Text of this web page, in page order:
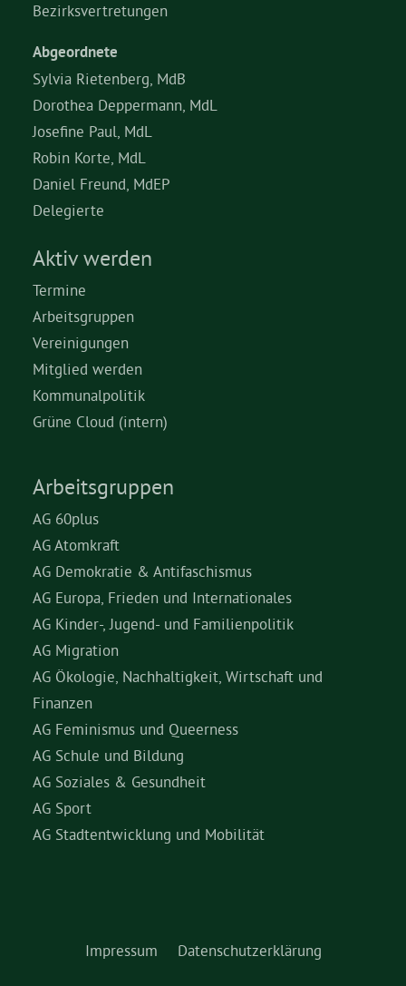
Bezirksvertretungen
Abgeordnete
Sylvia Rietenberg, MdB
Dorothea Deppermann, MdL
Josefine Paul, MdL
Robin Korte, MdL
Daniel Freund, MdEP
Delegierte
Aktiv werden
Termine
Arbeitsgruppen
Vereinigungen
Mitglied werden
Kommunalpolitik
Grüne Cloud (intern)
Arbeitsgruppen
AG 60plus
AG Atomkraft
AG Demokratie & Antifaschismus
AG Europa, Frieden und Internationales
AG Kinder-, Jugend- und Familienpolitik
AG Migration
AG Ökologie, Nachhaltigkeit, Wirtschaft und
Finanzen
AG Feminismus und Queerness
AG Schule und Bildung
AG Soziales & Gesundheit
AG Sport
AG Stadtentwicklung und Mobilität
Impressum Datenschutzerklärung